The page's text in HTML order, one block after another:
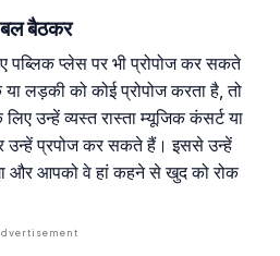
बैठकर
पब्लिक प्लेस पर भी प्रोपोज कर सकते
लड़की को कोई प्रोपोज करता है, तो
उन्हें व्यस्त रास्ता म्यूजिक कंसर्ट या
उन्हें प्रपोज कर सकते हैं। इससे उन्हें
और आपको वे हां कहने से खुद को रोक